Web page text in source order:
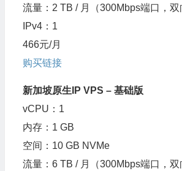
流量：2 TB / 月（300Mbps端口，双
IPv4：1
466元/月
购买链接
新加坡原生IP VPS – 基础版
vCPU：1
内存：1 GB
空间：10 GB NVMe
流量：6 TB / 月（300Mbps端口，双